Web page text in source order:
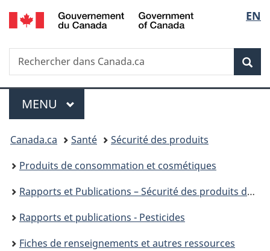
Passer
au
principal
Passer
à
Au
du
Passer
à
version
simplifiée
de
la
EN
Recherche
Rechercher
dans
Menu
MENU PRINCIPAL
Vous
êtes
ici :
Canada.ca Santé
Sécurité des produits
Produits de consommation et cosmétiques
Rapports et Publications – Sécurité des produits de consommation
Rapports et publications - Pesticides
Fiches de renseignements et autres ressources